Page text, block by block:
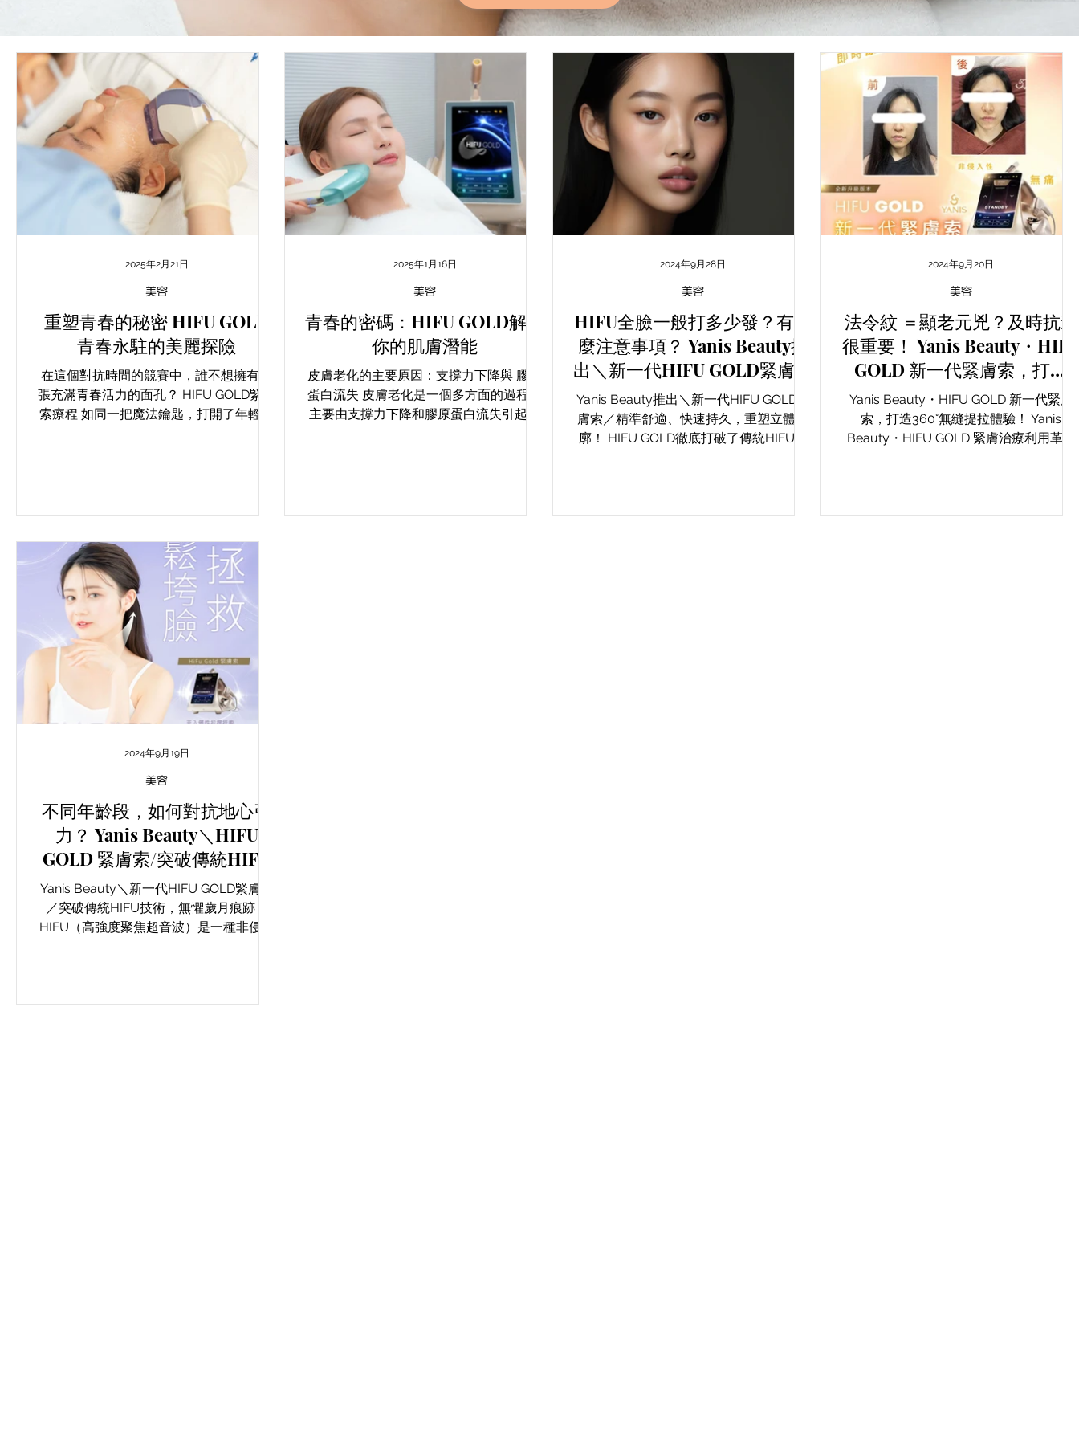
重塑青春的秘密 HIFU GOLD
青春永駐的美麗探險
在這個對抗時間的競賽中，誰不想擁有一
張充滿青春活力的面孔？ HIFU GOLD緊膚
索療程 如同一把魔法鑰匙，打開了年輕的
美容
2025年2月21日
青春的密碼：HIFU GOLD解鎖
你的肌膚潛能
皮膚老化的主要原因：支撐力下降與 膠原
蛋白流失 皮膚老化是一個多方面的過程，
主要由支撐力下降和膠原蛋白流失引起。
美容
2025年1月16日
HIFU全臉一般打多少發？有什
麼注意事項？ Yanis Beauty推
出＼新一代HIFU GOLD緊膚索
／帶來精準舒適、快速持久的
緊膚立體輪廓效果！
Yanis Beauty推出＼新一代HIFU GOLD緊
膚索／精準舒適、快速持久，重塑立體輪
廓！ HIFU GOLD徹底打破了傳統HIFU極
不僅能從肌底提拉
美容
2024年9月28日
法令紋 ＝顯老元兇？及時抗衰
很重要！ Yanis Beauty・
GOLD 新一代緊膚索，打造
360°無縫提拉體驗！
Yanis Beauty・HIFU GOLD 新一代緊膚
索，打造360°無縫提拉體驗！ Yanis
Beauty・HIFU GOLD 緊膚治療利用革新
美容
2024年9月20日
不同年齡段，如何對抗地心引
力？ Yanis Beauty＼HIFU
GOLD 緊膚索/突破傳統HIFU
技術，重塑年輕輪廓！
Yanis Beauty＼新一代HIFU GOLD緊膚索
／突破傳統HIFU技術，無懼歲月痕跡！
HIFU（高強度聚焦超音波）是一種非侵入
彈性纖維的再生，從而達到提拉和緊緻
美容
2024年9月19日